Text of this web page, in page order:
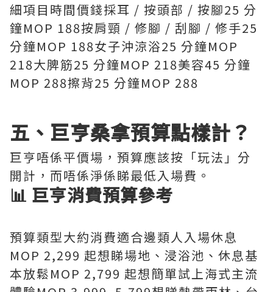
細項目時間價錢採耳 / 按頭部 / 按腳25 分
鐘MOP 188按肩頸 / 修腳 / 刮腳 / 修手25
分鐘MOP 188女子沖涼浴25 分鐘MOP
218大脾筋25 分鐘MOP 218美容45 分鐘
MOP 288擦背25 分鐘MOP 288
五、巨亨桑拿預算點樣計？
巨亨唔係平價場，預算應該按「玩法」分
開計，而唔係淨係睇最低入場費。
📊 巨亨消費預算參考
預算類型大約消費適合邊類人入場休息
MOP 2,299 起想睇場地、浸浴池、休息基
本放鬆MOP 2,799 起想簡單試上海式主流